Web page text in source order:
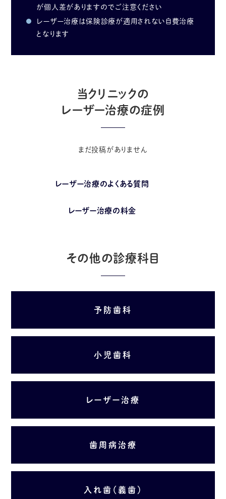
が個人差がありますのでご注意ください
レーザー治療は保険診療が適用されない自費治療
となります
当クリニックの
レーザー治療の症例
まだ投稿がありません
レーザー治療のよくある質問
レーザー治療の料金
その他の診療科目
予防歯科
小児歯科
レーザー治療
歯周病治療
入れ歯（義歯）